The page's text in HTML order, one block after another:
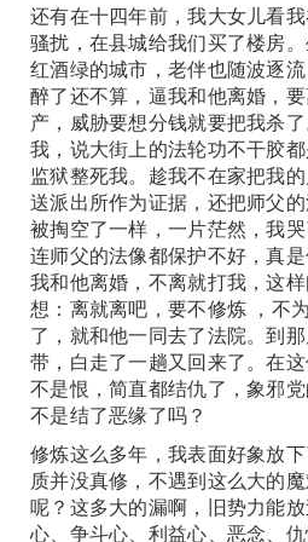
还有在十四年前，我大女儿看
骚扰，在县城给我们买了楼房
红酒绿的城市，老伴也随波逐
醉了还不算，逼我和他离婚，
产，威胁要想分钱就要把我杀
我，说大街上的法轮功不干胶
监狱整死我。趁我不在家把我
送派出所作为证据，还把师父
被掏空了一样，一片茫然，我
连师父的法像都保护不好，真
我和他离婚，不离就打我，这
想：离就离吧，要不修炼 ，不
了，就和他一同去了法院。到
带，白走了一趟又回来了。在
不是恨，简直都结仇了，象邪
不是结了恶缘了吗？
修炼这么多年，我表面好象放
质并没真修，不遇到这么大的
呢？这多大的漏啊，旧势力能
心、争斗心、利益心、恶念、